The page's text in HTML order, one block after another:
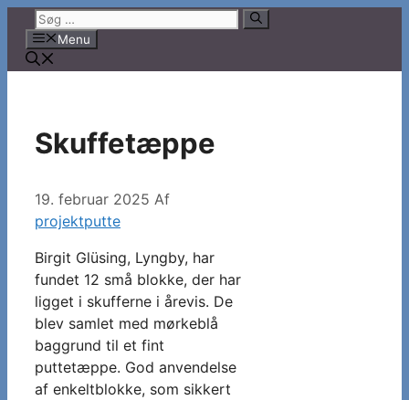
indhold
Søg
efter:Menu
Skuffetæppe
19. februar 2025 Af
projektputte
Birgit Glüsing, Lyngby, har
fundet 12 små blokke, der har
ligget i skufferne i årevis. De
blev samlet med mørkeblå
baggrund til et fint
puttetæppe. God anvendelse
af enkeltblokke, som sikkert